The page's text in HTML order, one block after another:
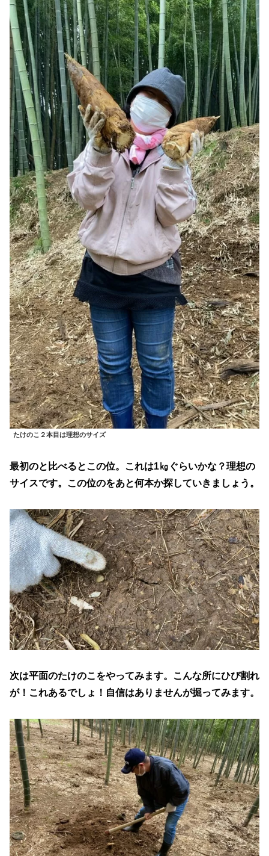
たけのこ２本目は理想のサイズ
最初のと比べるとこの位。これは1㎏ぐらいかな？理想の
サイスです。この位のをあと何本か探していきましょう。
次は平面のたけのこをやってみます。こんな所にひび割れ
が！これあるでしょ！自信はありませんが掘ってみます。